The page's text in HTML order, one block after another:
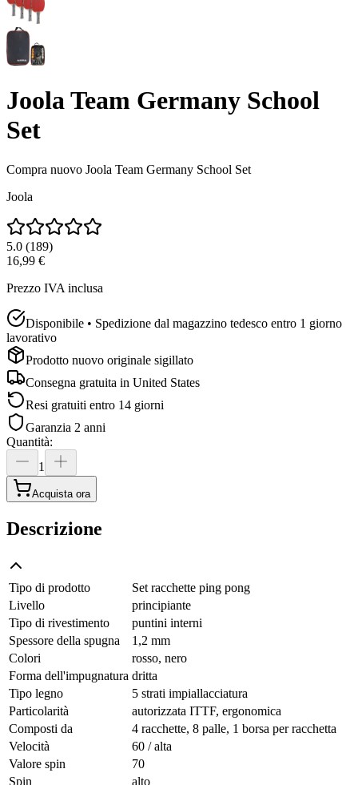
Joola Team Germany School
Set
Compra nuovo Joola Team Germany School Set
Joola
5.0 (189)
16,99 €
Prezzo IVA inclusa
Disponibile • Spedizione dal magazzino tedesco entro 1 giorno
lavorativo
Prodotto nuovo originale sigillato
Consegna gratuita in United States
Resi gratuiti entro 14 giorni
Garanzia 2 anni
Quantità:
1
Acquista ora
Descrizione
Tipo di prodotto
Set racchette ping pong
Livello
principiante
Tipo di rivestimento
puntini interni
Spessore della spugna
1,2 mm
Colori
rosso, nero
Forma dell'impugnatura dritta
Tipo legno
5 strati impiallacciatura
Particolarità
autorizzata ITTF, ergonomica
Composti da
4 racchette, 8 palle, 1 borsa per racchetta
Velocità
60 / alta
Valore spin
70
Spin
alto